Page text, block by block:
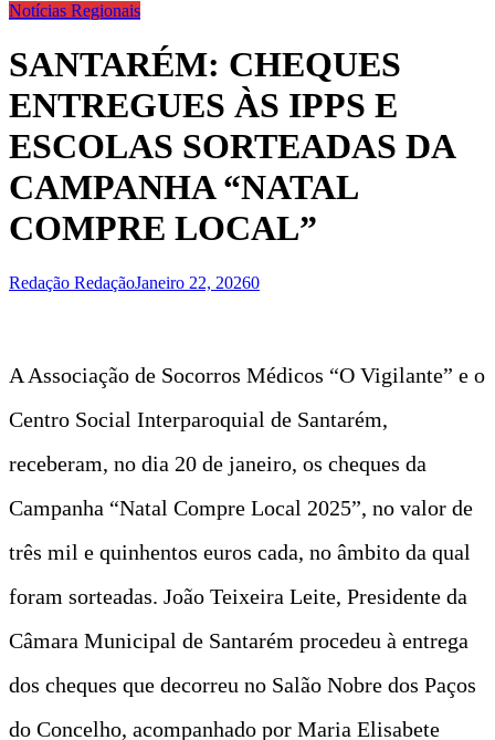
Notícias Regionais
SANTARÉM: CHEQUES
ENTREGUES ÀS IPPS E
ESCOLAS SORTEADAS DA
CAMPANHA “NATAL
COMPRE LOCAL”
Redação RedaçãoJaneiro 22, 20260
A Associação de Socorros Médicos “O Vigilante” e o
Centro Social Interparoquial de Santarém,
receberam, no dia 20 de janeiro, os cheques da
Campanha “Natal Compre Local 2025”, no valor de
três mil e quinhentos euros cada, no âmbito da qual
foram sorteadas. João Teixeira Leite, Presidente da
Câmara Municipal de Santarém procedeu à entrega
dos cheques que decorreu no Salão Nobre dos Paços
do Concelho, acompanhado por Maria Elisabete